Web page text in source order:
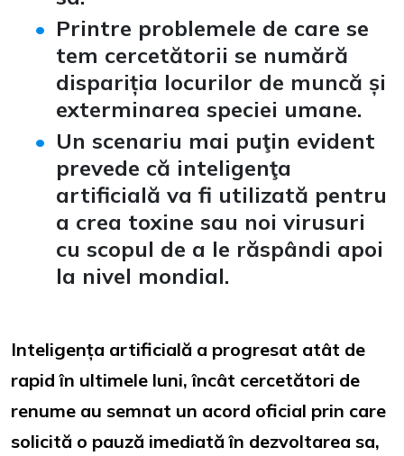
Printre problemele de care se
tem cercetătorii se numără
dispariția locurilor de muncă și
exterminarea speciei umane.
Un scenariu mai puţin evident
prevede că inteligenţa
artificială va fi utilizată pentru
a crea toxine sau noi virusuri
cu scopul de a le răspândi apoi
la nivel mondial.
Inteligența artificială a progresat atât de
rapid în ultimele luni, încât cercetători de
renume au semnat un acord oficial prin care
solicită o pauză imediată în dezvoltarea sa,